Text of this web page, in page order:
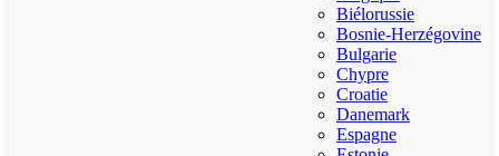
Biélorussie
Bosnie-Herzégovine
Bulgarie
Chypre
Croatie
Danemark
Espagne